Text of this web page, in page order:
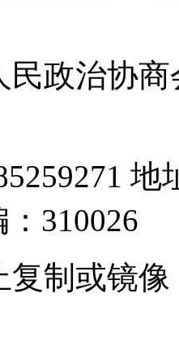
民政治协
310026
复制或镜